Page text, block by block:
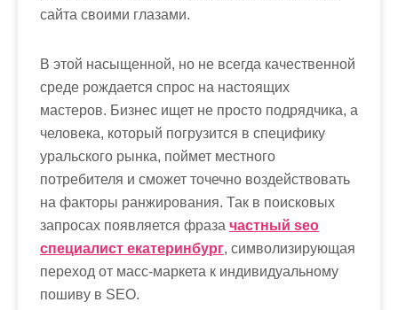
сайта своими глазами.
В этой насыщенной, но не всегда качественной
среде рождается спрос на настоящих
мастеров. Бизнес ищет не просто подрядчика, а
человека, который погрузится в специфику
уральского рынка, поймет местного
потребителя и сможет точечно воздействовать
на факторы ранжирования. Так в поисковых
запросах появляется фраза частный seo
специалист екатеринбург, символизирующая
переход от масс-маркета к индивидуальному
пошиву в SEO.